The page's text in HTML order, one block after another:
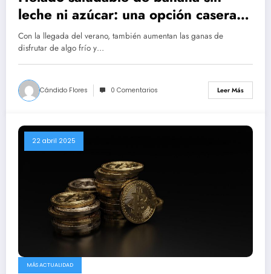
leche ni azúcar: una opción casera
ideal para el verano
Con la llegada del verano, también aumentan las ganas de
disfrutar de algo frío y…
Cándido Flores 0 Comentarios Leer Más
22 abril 2025
MÁS ACTUALIDAD